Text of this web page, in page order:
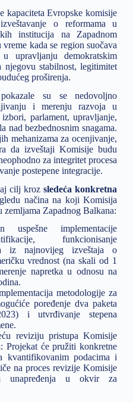
kapaciteta Evropske komisije
o reformama u
institucija na Zapadnom
kada se region suočava
upravljanju demokratskim
njegovu stabilnost, legitimitet
proširenja.
su se nedovoljno
i merenju razvoja u
parlament, upravljanje,
bezbednosnim snagama.
mehanizama za ocenjivanje,
da izveštaji Komisije budu
za integritet procesa
postepene integracije.
cilj krozsledeća konkretna
načina na koji Komisija
zemljama Zapadnog Balkana:
uspešne implementacije
funkcionisanje
iz najnovijeg izveštaja o
vrednost (na skali od 1
napretka u odnosu na
metodologije za
poređenje dva paketa
i utvrđivanje stepena
reviziju pristupa Komisije
Projekat će pružiti konkretne
kvantifikovanim podacima i
na proces revizije Komisije
unapređenja u okvir za